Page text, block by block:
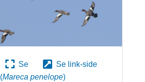
Se
Se link-side
(Mareca penelope)